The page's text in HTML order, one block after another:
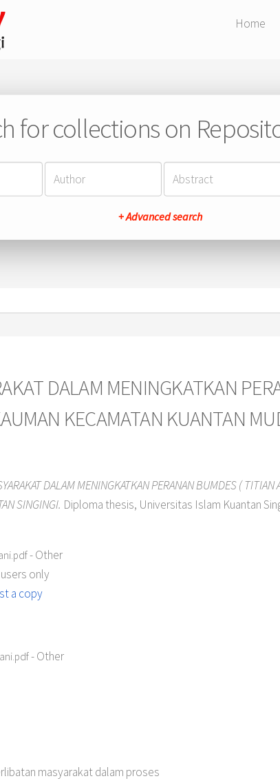
Home
for collections on
+ Advanced search
DALAM MENINGKATKAN
KECAMATAN KUANTAN
DALAM MENINGKATKAN PERANAN BUMDES ( TITIAN
SINGINGI. Diploma thesis, Universitas Islam Kuantan
- Other
only
a copy
- Other
masyarakat dalam proses